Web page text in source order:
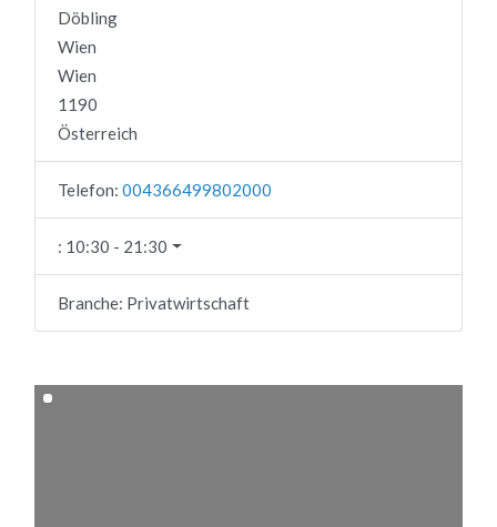
Döbling
Wien
Wien
1190
Österreich
Telefon: 004366499802000
: 10:30 - 21:30
Branche: Privatwirtschaft